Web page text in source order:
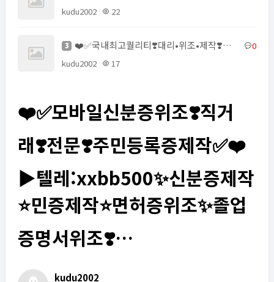
kudu2002
22
3 ❤️✅국내최고퀄리티❣️대리•위조•제작❣️모바일신분증위조❣️주민등록증제작✅❤️▶ㅌㄹ@zzab888✨신분증제작⭐…
0
kudu2002
17
❤️✅모바일신분증위조❣️직거
래❣️전문❣️주민등록증제작✅❤️
▶텔레:xxbb500✨신분증제작
⭐민증제작⭐면허증위조✨졸업
증명서위조❣️…
kudu2002